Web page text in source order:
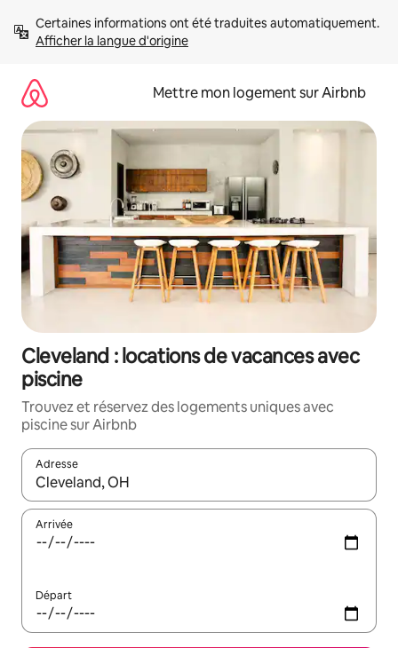
directement
Afficher la langue d'origine
Mettre mon logement sur Airbnb
Cleveland : locations de vacances avec
piscine
Trouvez et réservez des logements uniques avec
piscine sur Airbnb
Adresse
Lorsque les résultats s'affichent, utilisez les flèches vers le
Arrivée
Départ